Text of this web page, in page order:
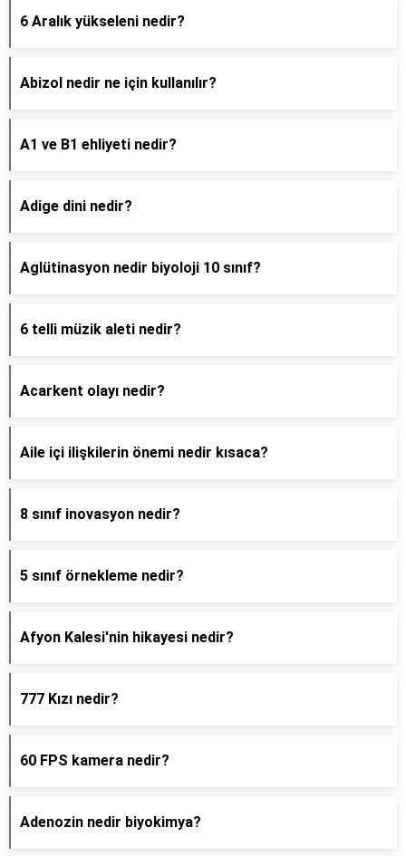
6 Aralık yükseleni nedir?
Abizol nedir ne için kullanılır?
A1 ve B1 ehliyeti nedir?
Adige dini nedir?
Aglütinasyon nedir biyoloji 10 sınıf?
6 telli müzik aleti nedir?
Acarkent olayı nedir?
Aile içi ilişkilerin önemi nedir kısaca?
8 sınıf inovasyon nedir?
5 sınıf örnekleme nedir?
Afyon Kalesi'nin hikayesi nedir?
777 Kızı nedir?
60 FPS kamera nedir?
Adenozin nedir biyokimya?